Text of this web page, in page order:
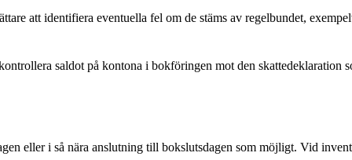
att identifiera eventuella fel om de stäms av regelbundet,
saldot på kontona i bokföringen mot den skattedeklaration
eller i så nära anslutning till bokslutsdagen som möjligt. Vid